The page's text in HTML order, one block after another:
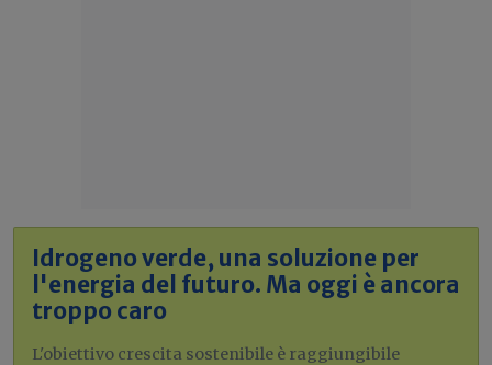
Idrogeno verde, una soluzione per
l'energia del futuro. Ma oggi è ancora
troppo caro
L'obiettivo crescita sostenibile è raggiungibile